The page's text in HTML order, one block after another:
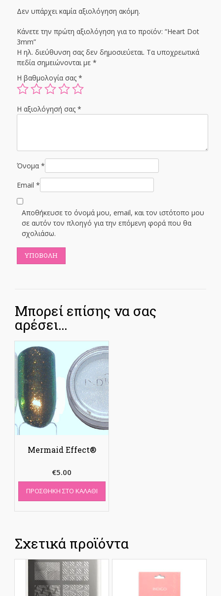
Δεν υπάρχει καμία αξιολόγηση ακόμη.
Κάνετε την πρώτη αξιολόγηση για το προϊόν: “Heart Dot
3mm”
Η ηλ. διεύθυνση σας δεν δημοσιεύεται. Τα υποχρεωτικά
πεδία σημειώνονται με *
Η βαθμολογία σας *
Η αξιολόγησή σας *
Όνομα *
Email *
Αποθήκευσε το όνομά μου, email, και τον ιστότοπο μου
σε αυτόν τον πλοηγό για την επόμενη φορά που θα
σχολιάσω.
Μπορεί επίσης να σας
αρέσει…
Mermaid Effect®
€5.00
ΠΡΟΣΘΉΚΗ ΣΤΟ ΚΑΛΆΘΙ
Σχετικά προϊόντα